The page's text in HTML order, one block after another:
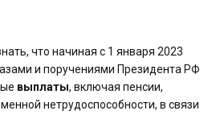
что начиная с 1 января 2023
и поручениями Президента РФ
выплаты, включая пенсии,
нетрудоспособности, в связи